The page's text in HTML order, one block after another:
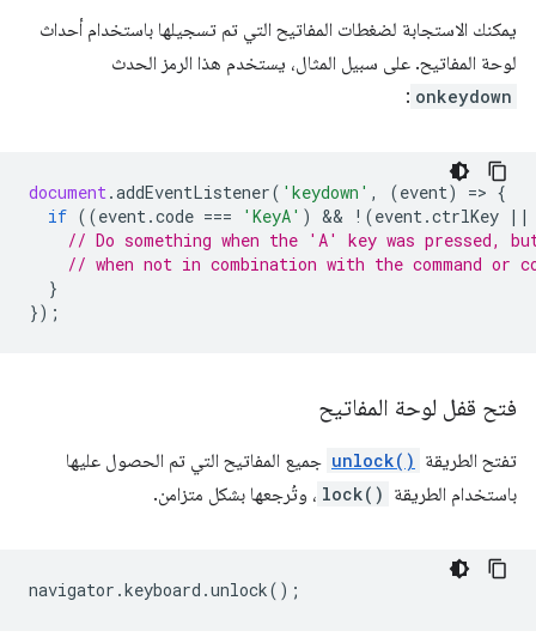
يمكنك الاستجابة لضغطات المفاتيح التي تم تسجيلها باستخدام أحداث
لوحة المفاتيح. على سبيل المثال، يستخدم هذا الرمز الحدث
onkeydown
:
document.addEventListener( 'keydown' , (event) => {
if ((event.code === 'KeyA' ) && ! (event.ctrlKey ||
// Do something when the 'A' key was pressed,
// when not in combination with the command or
}
});
فتح قفل لوحة المفاتيح
تفتح الطريقة unlock() جميع المفاتيح التي تم الحصول عليها
باستخدام الطريقة lock() ، وتُرجعها بشكل متزامن.
navigator .keyboard .unlock();